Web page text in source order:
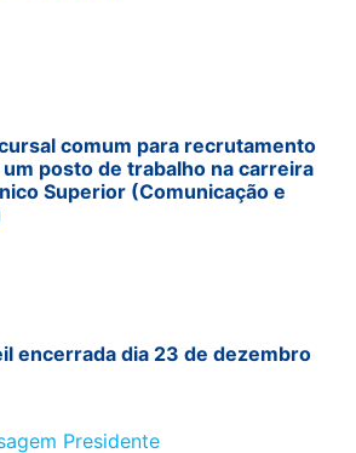
comum para recrutamento
posto de trabalho na carreira
Superior (Comunicação e
encerrada dia 23 de dezembro